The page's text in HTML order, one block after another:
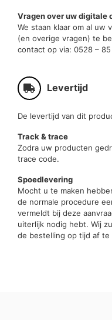
Vragen over uw digitale
We staan klaar om al uw
(en overige vragen) te
contact op via: 0528 – 85
Levertijd
De levertijd van dit
Track & trace
Zodra uw producten
trace code.
Spoedlevering
Mocht u te maken
de normale procedure
vermeldt bij deze
uiterlijk nodig hebt. Wij
de bestelling op tijd af te